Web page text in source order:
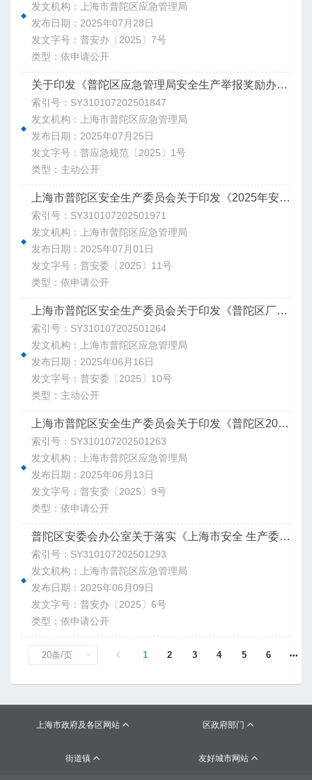
发文机构：上海市普陀区应急管理局
发布日期：2025年07月28日
发文字号：普安办〔2025〕7号
类型：依申请公开
关于印发《普陀区应急管理局安全生产举报奖励办法》的通知
索引号：SY310107202501847
发文机构：上海市普陀区应急管理局
发布日期：2025年07月25日
发文字号：普应急规范〔2025〕1号
类型：主动公开
上海市普陀区安全生产委员会关于印发《2025年安全生产治本攻坚三年行动 任务分解表》的通知
索引号：SY310107202501971
发文机构：上海市普陀区应急管理局
发布日期：2025年07月01日
发文字号：普安委〔2025〕11号
类型：依申请公开
上海市普陀区安全生产委员会关于印发《普陀区厂房仓库消防安全综合治理2025年工作方案》的通知
索引号：SY310107202501264
发文机构：上海市普陀区应急管理局
发布日期：2025年06月16日
发文字号：普安委〔2025〕10号
类型：主动公开
上海市普陀区安全生产委员会关于印发《普陀区2025年安全生产工作要点》的通知
索引号：SY310107202501263
发文机构：上海市普陀区应急管理局
发布日期：2025年06月13日
发文字号：普安委〔2025〕9号
类型：依申请公开
普陀区安委会办公室关于落实《上海市安全 生产委员会印发<关于加强本市新能源汽车充（换）电基础设施安全管理的实施意见＞ 的通知》的通知
索引号：SY310107202501293
发文机构：上海市普陀区应急管理局
发布日期：2025年06月09日
发文字号：普安办〔2025〕6号
类型：依申请公开
1 2 3 4 5 6
上海市政府及各区网站  区政府部门 
街道镇  友好城市网站 